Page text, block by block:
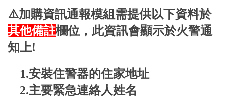
⚠️加購資訊通報模組需提供以下資料於
其他備註欄位，此資訊會顯示於火警通
知上!
1.安裝住警器的住家地址
2.主要緊急連絡人姓名